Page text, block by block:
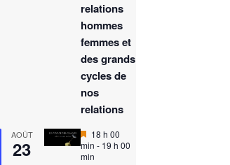
relations
hommes
femmes et
des grands
cycles de
nos
relations
AOÛT
23
M
i
s
18 h 00
min - 19 h 00
min